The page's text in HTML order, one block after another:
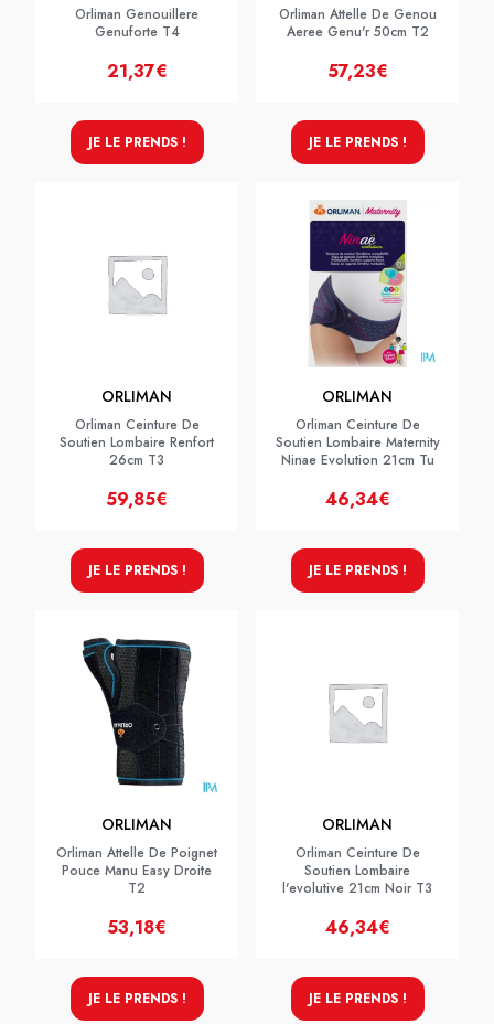
Orliman Genouillere
Genuforte T4
21,37€
JE LE PRENDS !
Orliman Attelle De Genou
Aeree Genu'r 50cm T2
57,23€
JE LE PRENDS !
ORLIMAN
Orliman Ceinture De
Soutien Lombaire Renfort
26cm T3
59,85€
JE LE PRENDS !
ORLIMAN
Orliman Ceinture De
Soutien Lombaire Maternity
Ninae Evolution 21cm Tu
46,34€
JE LE PRENDS !
ORLIMAN
Orliman Attelle De Poignet
Pouce Manu Easy Droite
T2
53,18€
JE LE PRENDS !
ORLIMAN
Orliman Ceinture De
Soutien Lombaire
l'evolutive 21cm Noir T3
46,34€
JE LE PRENDS !